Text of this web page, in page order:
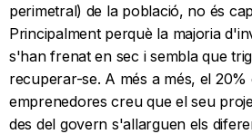
perimetral) de la població, no és
Principalment perquè la majoria
s'han frenat en sec i sembla que
recuperar-se. A més a més, el
emprenedores creu que el seu
des del govern s'allarguen els